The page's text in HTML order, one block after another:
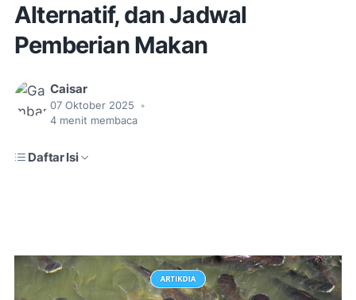
Alternatif, dan Jadwal
Pemberian Makan
Caisar
07 Oktober 2025
•
4 menit membaca
Daftar Isi